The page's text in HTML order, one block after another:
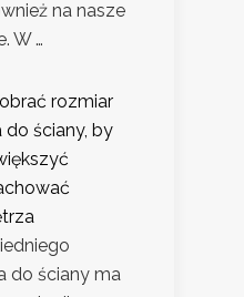
na nasze
W …
rozmiar
do ściany, by
do ściany ma